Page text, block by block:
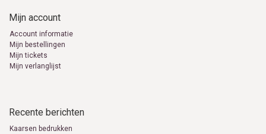
Mijn account
Account informatie
Mijn bestellingen
Mijn tickets
Mijn verlanglijst
Recente berichten
Kaarsen bedrukken